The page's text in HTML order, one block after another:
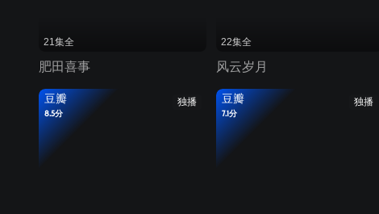
21集全
肥田喜事
22集全
风云岁月
独播
豆瓣
8.5分
独播
豆瓣
7.1分